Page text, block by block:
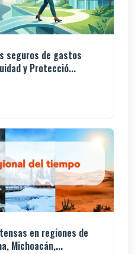
seguros de gastos
y Protecció...
en regiones de
Michoacán,...